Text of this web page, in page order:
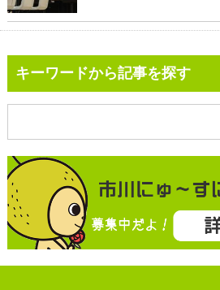
キーワードから記事を探す